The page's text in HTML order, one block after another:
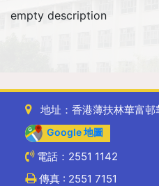
empty description
地址：香港薄扶林華富邨
Google 地圖
電話：2551 1142
傳真 : 2551 7151